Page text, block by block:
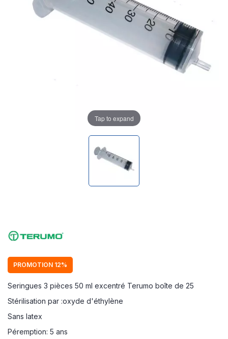
PROMOTION 12%
Seringues 3 pièces 50 ml excentré Terumo boîte de 25
Stérilisation par :oxyde d'éthylène
Sans latex
Péremption: 5 ans
Tap to expand